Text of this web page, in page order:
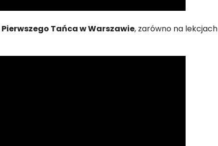
Pierwszego Tańca w Warszawie, zarówno na lekcjach